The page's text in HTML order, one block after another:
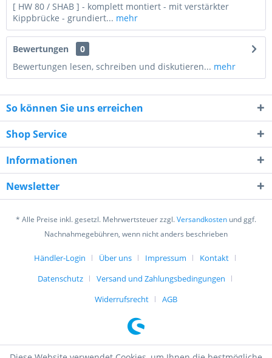
4 * 8 = ?
Ich habe dieDatenschutzerklärunggelesen,
verstanden und stimme zu. *
[ HW 80 / SHAB ] - komplett montiert - mit verstärkter
Kippbrücke - grundiert... mehr
Bewertungen
0
Bewertungen lesen, schreiben und diskutieren... mehr
So können Sie uns erreichen
Shop Service
Informationen
Newsletter
* Alle Preise inkl. gesetzl. Mehrwertsteuer zzgl.Versandkosten und ggf.
Nachnahmegebühren, wenn nicht anders beschrieben
Händler-Login Über uns Impressum
Kontakt
Datenschutz
Versand und Zahlungsbedingungen
Widerrufsrecht
AGB